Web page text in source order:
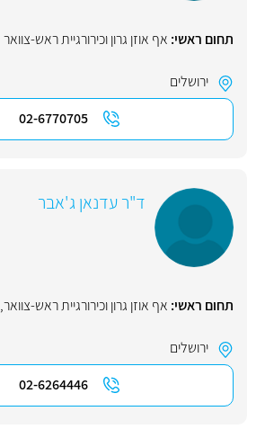
תחום ראשי: אף אוזן גרון וכירורגיית ראש-צוואר
ירושלים
02-6770705
ד"ר עדנאן ג'אבר
תחום ראשי: אף אוזן גרון וכירורגיית ראש-צוואר,
ירושלים
02-6264446